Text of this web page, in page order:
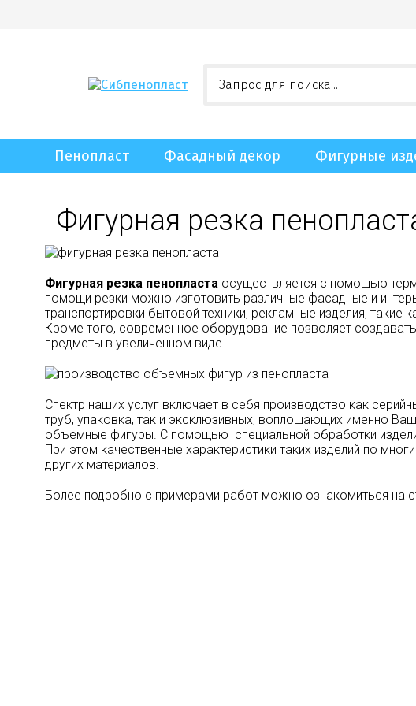
Пенопласт Фасадный декор Фигурные
Фигурная резка
Фигурная резка пенопласта осуществляется с помощью
помощи резки можно изготовить различные фасадные и
транспортировки бытовой техники, рекламные изделия,
Кроме того, современное оборудование позволяет
предметы в увеличенном виде.
Спектр наших услуг включает в себя производство как
труб, упаковка, так и эксклюзивных, воплощающих именно
объемные фигуры. С помощью специальной обработки
При этом качественные характеристики таких изделий по
других материалов.
Более подробно с примерами работ можно ознакомиться на